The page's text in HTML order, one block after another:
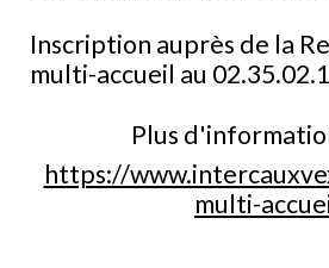
Inscription auprès de la
multi-accueil au 02.35.
Plus
https://
multi-